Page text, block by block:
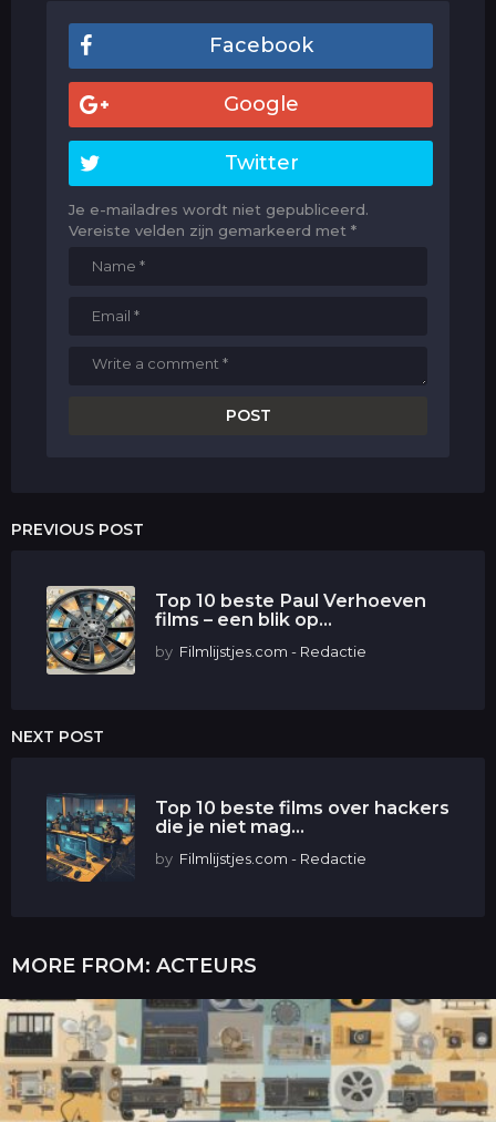
Facebook
Google
Twitter
Je e-mailadres wordt niet gepubliceerd.
Vereiste velden zijn gemarkeerd met *
PREVIOUS POST
Top 10 beste Paul Verhoeven
films – een blik op...
by Filmlijstjes.com - Redactie
NEXT POST
Top 10 beste films over hackers
die je niet mag...
by Filmlijstjes.com - Redactie
MORE FROM: ACTEURS